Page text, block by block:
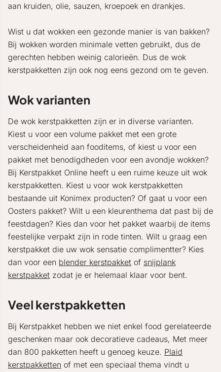
aan kruiden, olie, sauzen, kroepoek en drankjes.
Wist u dat wokken een gezonde manier is van bakken?
Bij wokken worden minimale vetten gebruikt, dus de
gerechten hebben weinig calorieën. Dus de wok
kerstpakketten zijn ook nog eens gezond om te geven.
Wok varianten
De wok kerstpakketten zijn er in diverse varianten.
Kiest u voor een volume pakket met een grote
verscheidenheid aan fooditems, of kiest u voor een
pakket met benodigdheden voor een avondje wokken?
Bij Kerstpakket Online heeft u een ruime keuze uit wok
kerstpakketten. Kiest u voor wok kerstpakketten
bestaande uit Konimex producten? Of gaat u voor een
Oosters pakket? Wilt u een kleurenthema dat past bij de
feestdagen? Kies dan voor het pakket waarbij de items
feestelijke verpakt zijn in rode tinten. Wilt u graag een
kerstpakket die uw wok sensatie complimentter? Kies
dan voor een blender kerstpakket of snijplank
kerstpakket zodat je er helemaal klaar voor bent.
Veel kerstpakketten
Bij Kerstpakket hebben we niet enkel food gerelateerde
geschenken maar ook decoratieve cadeaus, Met meer
dan 800 pakketten heeft u genoeg keuze. Plaid
kerstpakketten of met een speciaal thema vindt u